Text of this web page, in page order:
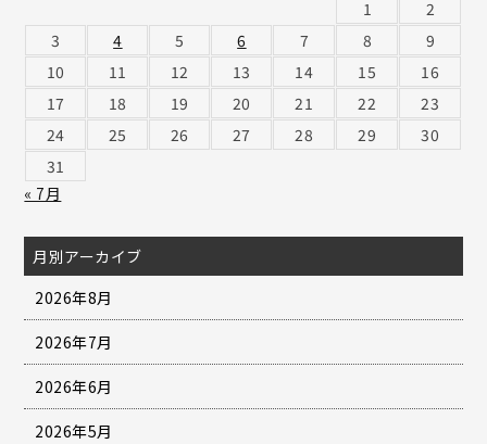
1
2
3
4 5 6 7 8
9
10
11 12 13 14 15
16
17
18 19 20 21 22
23
24
25 26 27 28 29
30
31
« 7月
月別アーカイブ
2026年8月
2026年7月
2026年6月
2026年5月